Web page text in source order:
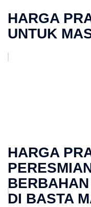
HARGA
UNTUK
HARGA
DI BASTA